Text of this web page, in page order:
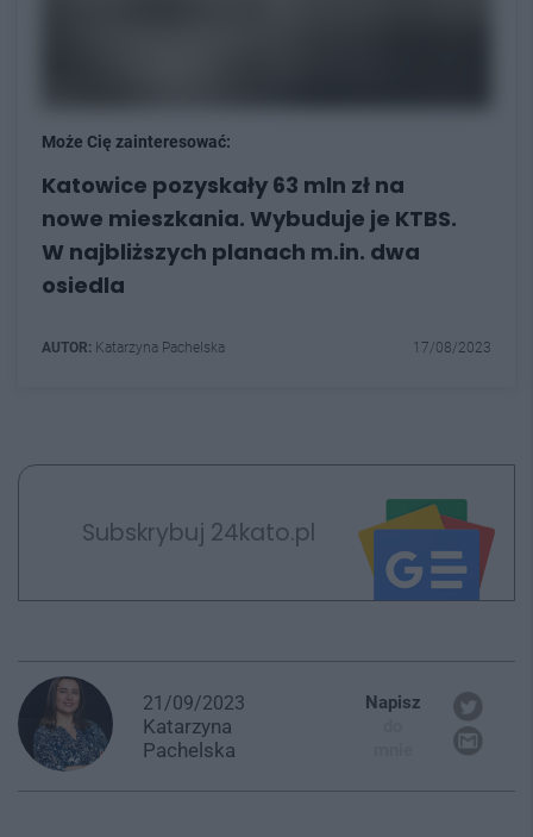
Może Cię zainteresować:
Katowice pozyskały 63 mln zł na
nowe mieszkania. Wybuduje je KTBS.
W najbliższych planach m.in. dwa
osiedla
AUTOR: Katarzyna Pachelska 17/08/2023
Subskrybuj 24kato.pl
21/09/2023
Katarzyna
Pachelska
Napisz